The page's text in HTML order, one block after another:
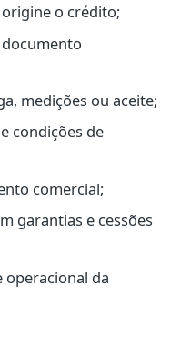
o crédito;
medições ou aceite;
condições de
comercial;
garantias e cessões
operacional da